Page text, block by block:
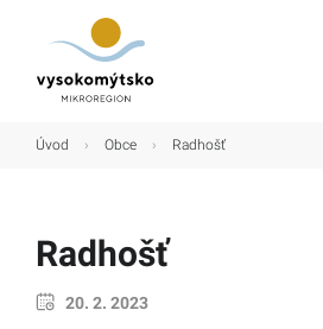
Úvod › Obce › Radhošť
Radhošť
20. 2. 2023
Turistické cíle
Kultura